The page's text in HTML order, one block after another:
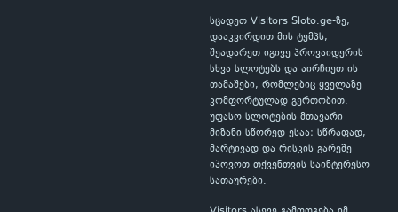
სცადეთ Visitors Sloto.ge-ზე,
დააკვირდით მის ტემპს,
შეადარეთ იგივე პროვაიდერის
სხვა სლოტებს და აირჩიეთ ის
თამაშები, რომლებიც ყველაზე
კომფორტულად გერთობით.
უფასო სლოტების მთავარი
მიზანი სწორედ ესაა: სწრაფად,
მარტივად და რისკის გარეშე
იპოვოთ თქვენთვის საინტერესო
სათაურები.